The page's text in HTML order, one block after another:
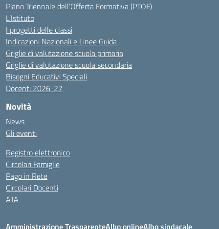
Piano Triennale dell’Offerta Formativa (PTOF)
L’Istituto
I progetti delle classi
Indicazioni Nazionali e Linee Guida
Griglie di valutazione scuola primaria
Griglie di valutazione scuola secondaria
Bisogni Educativi Speciali
Docenti 2026-27
Novità
News
Gli eventi
Registro elettronico
Circolari Famiglie
Pago in Rete
Circolari Docenti
ATA
Amministrazione TrasparenteAlbo onlineAlbo sindacale